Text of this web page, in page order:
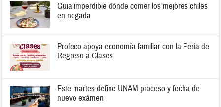
Guia imperdible dónde comer los mejores chiles
en nogada
Profeco apoya economía familiar con la Feria de
Regreso a Clases
Este martes define UNAM proceso y fecha de
nuevo exámen